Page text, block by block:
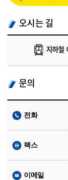
오시는 길
지하철
문의
전화
팩스
이메일